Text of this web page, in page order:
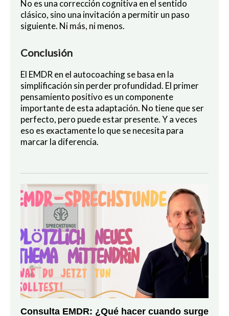
No es una corrección cognitiva en el sentido
clásico, sino una invitación a permitir un paso
siguiente. Ni más, ni menos.
Conclusión
El EMDR en el autocoaching se basa en la
simplificación sin perder profundidad. El primer
pensamiento positivo es un componente
importante de esta adaptación. No tiene que ser
perfecto, pero puede estar presente. Y a veces
eso es exactamente lo que se necesita para
marcar la diferencia.
Consulta EMDR: ¿Qué hacer cuando surge